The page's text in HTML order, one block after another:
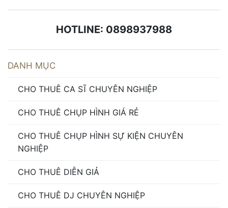
HOTLINE: 0898937988
DANH MỤC
CHO THUÊ CA SĨ CHUYÊN NGHIỆP
CHO THUÊ CHỤP HÌNH GIÁ RẺ
CHO THUÊ CHỤP HÌNH SỰ KIỆN CHUYÊN
NGHIỆP
CHO THUÊ DIỄN GIẢ
CHO THUÊ DJ CHUYÊN NGHIỆP